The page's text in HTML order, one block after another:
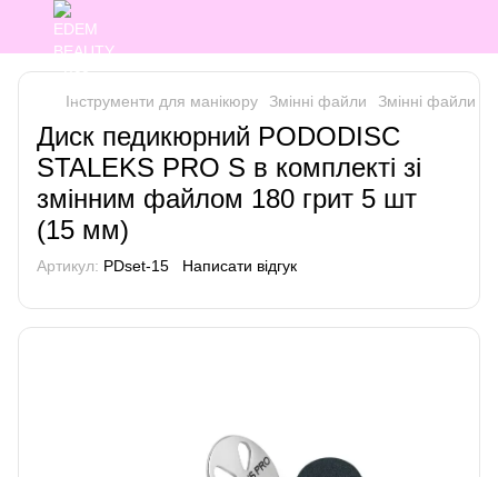
Інструменти для манікюру Змінні файли Змінні файли
Диск педикюрний PODODISC
STALEKS PRO S в комплекті зі
змінним файлом 180 грит 5 шт
(15 мм)
Артикул: PDset-15 Написати відгук